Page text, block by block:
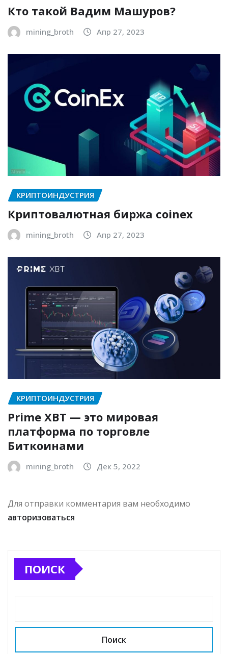
Кто такой Вадим Машуров?
mining_broth Апр 27, 2023
КРИПТОИНДУСТРИЯ
Криптовалютная биржа coinex
mining_broth Апр 27, 2023
КРИПТОИНДУСТРИЯ
Prime XBT — это мировая
платформа по торговле
Биткоинами
mining_broth Дек 5, 2022
Для отправки комментария вам необходимо
авторизоваться
ПОИСК
Поиск